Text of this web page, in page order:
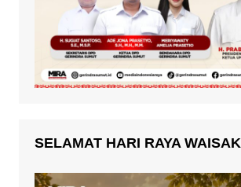
SELAMAT HARI RAYA WAISAK